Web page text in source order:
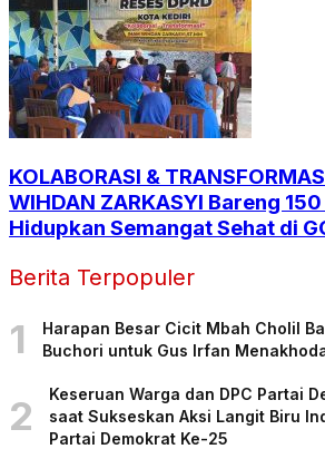
KOLABORASI &
WIHDAN ZARKASYI Bareng
Hidupkan Semangat Sehat di
Berita Terpopuler
1
Harapan Besar Cicit Mbah Cholil
Buchori untuk Gus Irfan
2
Keseruan Warga dan DPC Partai
saat Sukseskan Aksi Langit Biru
Partai Demokrat Ke-25